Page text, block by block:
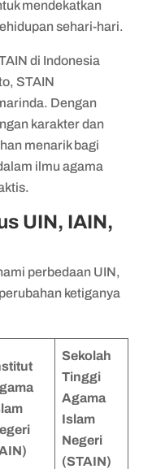
mendekatkan
sehari-hari.
di Indonesia
STAIN
Dengan
karakter dan
menarik bagi
ilmu agama
UIN, IAIN,
perbedaan UIN,
ketiganya
Sekolah
Tinggi
Agama
Islam
Negeri
(STAIN)